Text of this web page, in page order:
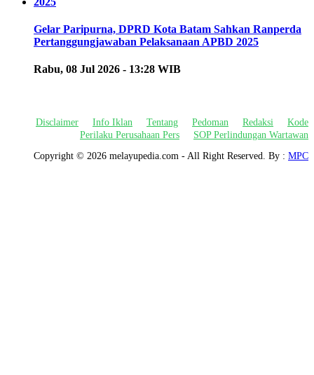
Gelar Paripurna, DPRD Kota Batam Sahkan Ranperda
Pertanggungjawaban Pelaksanaan APBD 2025
Rabu, 08 Jul 2026 - 13:28 WIB
Disclaimer Info Iklan Tentang Pedoman Redaksi
Kode
Perilaku Perusahaan Pers
SOP Perlindungan Wartawan
Copyright © 2026 melayupedia.com - All Right Reserved. By : MPC